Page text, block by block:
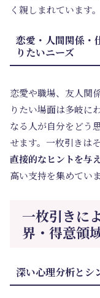
く親しまれています。
恋愛・人間関係・
りたいニーズ
恋愛や職場、友人関
りたい場面は多岐に
なる人が自分をどう
せます。一枚引きは
直接的なヒントを与
高い支持を集めていま
一枚引きに
界・得意領
深い心理分析とシ